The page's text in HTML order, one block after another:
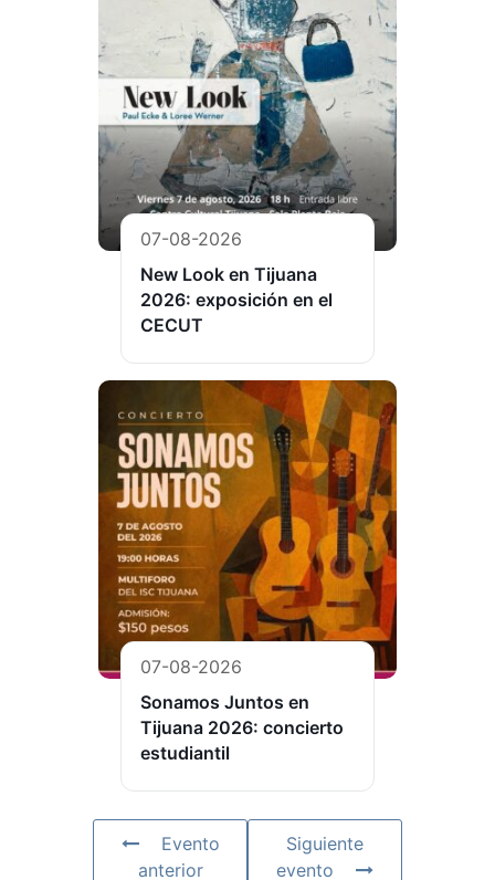
07-08-2026
New Look en Tijuana
2026: exposición en el
CECUT
07-08-2026
Sonamos Juntos en
Tijuana 2026: concierto
estudiantil
Evento
anterior
Siguiente
evento